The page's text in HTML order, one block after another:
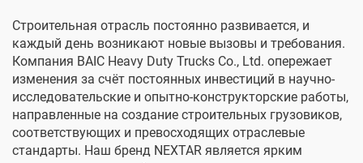
Строительная отрасль постоянно развивается, и
каждый день возникают новые вызовы и требования.
Компания BAIC Heavy Duty Trucks Co., Ltd. опережает
изменения за счёт постоянных инвестиций в научно-
исследовательские и опытно-конструкторские работы,
направленные на создание строительных грузовиков,
соответствующих и превосходящих отраслевые
стандарты. Наш бренд NEXTAR является ярким